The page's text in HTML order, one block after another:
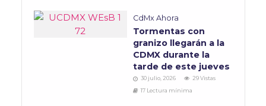
CdMx Ahora
Tormentas con
granizo llegarán a la
CDMX durante la
tarde de este jueves
30 julio, 2026
29 Vistas
17 Lectura mínima